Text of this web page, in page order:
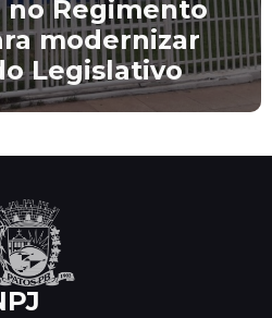
no Regimento
modernizar
Legislativo